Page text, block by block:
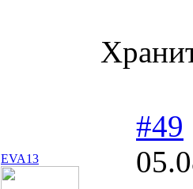
EVA13
#49